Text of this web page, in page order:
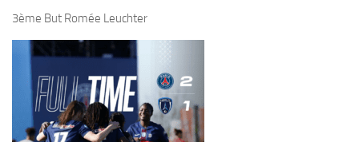
3ème But Romée Leuchter